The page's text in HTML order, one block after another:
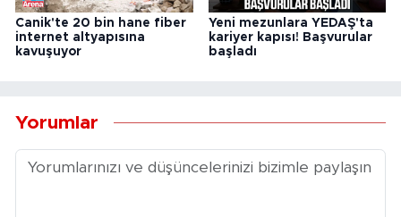
Canik'te 20 bin hane fiber
internet altyapısına
kavuşuyor
Yeni mezunlara YEDAŞ'ta
kariyer kapısı! Başvurular
başladı
Yorumlar